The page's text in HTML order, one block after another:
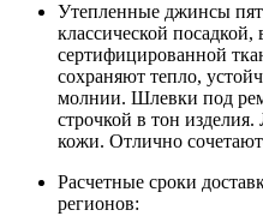
Утепленные джинсы
классической
сертифицированной
сохраняют тепло,
молнии. Шлевки под
строчкой в тон
кожи. Отлично
Расчетные сроки
регионов: